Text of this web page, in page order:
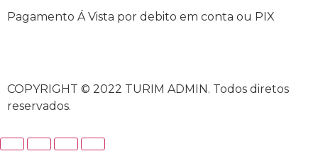
Pagamento Á Vista por debito em conta ou PIX
COPYRIGHT © 2022 TURIM ADMIN. Todos diretos
reservados.